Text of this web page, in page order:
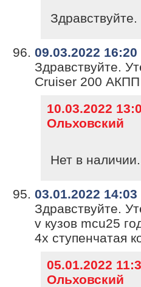
09.03.2022 16:20
Здравствуйте.
Cruiser 200 АКПП
10.03.2022
Ольховский
Нет в наличии.
03.01.2022 14:03
Здравствуйте.
v кузов mcu25
4х ступенчатая
05.01.2022
Ольховский